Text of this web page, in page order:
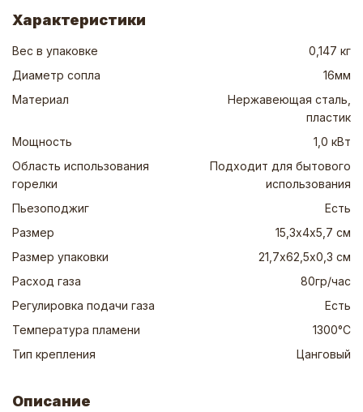
Характеристики
Вес в упаковке
0,147 кг
Диаметр сопла
16мм
Материал
Нержавеющая сталь,
пластик
Мощность
1,0 кВт
Область использования
горелки
Подходит для бытового
использования
Пьезоподжиг
Есть
Размер
15,3х4х5,7 см
Размер упаковки
21,7х62,5х0,3 см
Расход газа
80гр/час
Регулировка подачи газа
Есть
Температура пламени
1300°C
Тип крепления
Цанговый
Описание